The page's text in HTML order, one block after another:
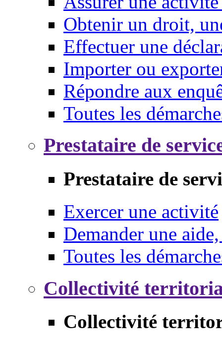
Obtenir un droit,
Effectuer une
Importer ou
Répondre aux
Toutes les
Prestataire de
Prestataire de
Exercer une activité
Demander une
Toutes les
Collectivité
Collectivité